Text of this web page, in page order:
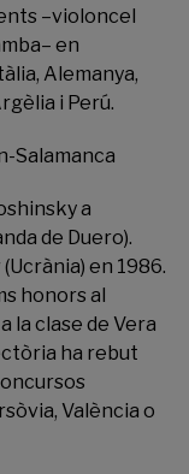
–violoncel
en
Alemanya,
i Perú.
a
de Duero).
en 1986.
honors al
la clase de Vera
ha rebut
València o